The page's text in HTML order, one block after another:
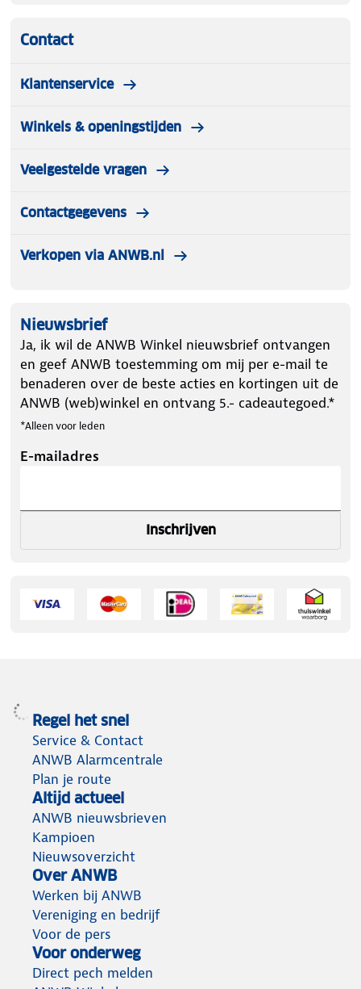
Contact
Klantenservice
Winkels & openingstijden
Veelgestelde vragen
Contactgegevens
Verkopen via ANWB.nl
Nieuwsbrief
Ja, ik wil de ANWB Winkel nieuwsbrief ontvangen
en geef ANWB toestemming om mij per e-mail te
benaderen over de beste acties en kortingen uit de
ANWB (web)winkel en ontvang 5.- cadeautegoed.*
*Alleen voor leden
E-mailadres
Inschrijven
Regel het snel
Service & Contact
ANWB Alarmcentrale
Plan je route
Altijd actueel
ANWB nieuwsbrieven
Kampioen
Nieuwsoverzicht
Over ANWB
Werken bij ANWB
Vereniging en bedrijf
Voor de pers
Voor onderweg
Direct pech melden